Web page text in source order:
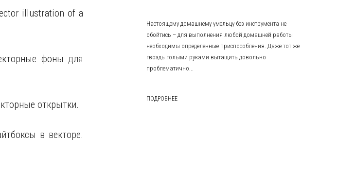
illustration of a
фоны для
открытки.
в векторе.
Настоящему домашнему умельцу без инструмента не
обойтись – для выполнения любой домашней работы
необходимы определенные приспособления. Даже тот же
гвоздь голыми руками вытащить довольно
проблематично...
ПОДРОБНЕЕ